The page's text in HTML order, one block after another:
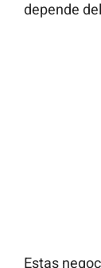
depende
Estas